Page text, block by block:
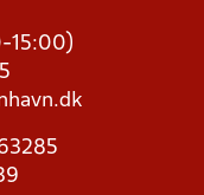
15:00)